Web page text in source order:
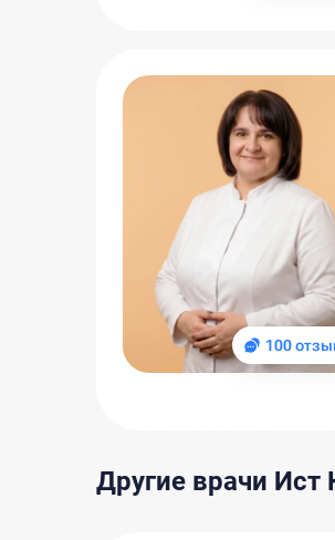
100
Другие врачи Ист